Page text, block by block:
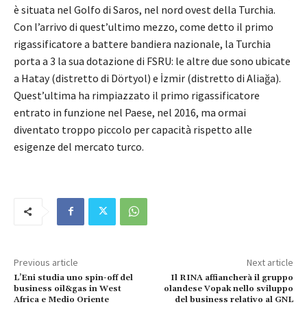
è situata nel Golfo di Saros, nel nord ovest della Turchia.
Con l’arrivo di quest’ultimo mezzo, come detto il primo
rigassificatore a battere bandiera nazionale, la Turchia
porta a 3 la sua dotazione di FSRU: le altre due sono ubicate
a Hatay (distretto di Dörtyol) e İzmir (distretto di Aliağa).
Quest’ultima ha rimpiazzato il primo rigassificatore
entrato in funzione nel Paese, nel 2016, ma ormai
diventato troppo piccolo per capacità rispetto alle
esigenze del mercato turco.
Previous article
L’Eni studia uno spin-off del
business oil&gas in West
Africa e Medio Oriente
Next article
Il RINA affiancherà il gruppo
olandese Vopak nello sviluppo
del business relativo al GNL